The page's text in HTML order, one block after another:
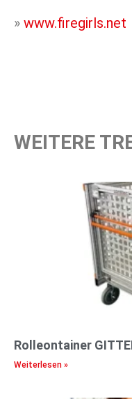
» www.firegirls.net
WEITERE
Rolleontainer
Weiterlesen »